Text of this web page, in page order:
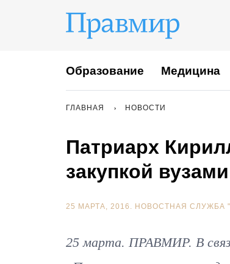
Образование Медицина
ГЛАВНАЯ НОВОСТИ
Патриарх
закупкой
25 МАРТА, 2016. НОВОСТНАЯ СЛУЖБА
25 марта. ПРАВМИР. В